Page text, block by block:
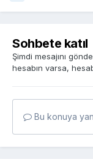
Sohbete katıl
Şimdi mesajını
hesabın varsa,
Bu konuya